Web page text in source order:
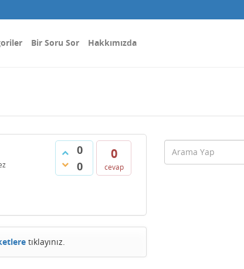
Bir Soru Sor Hakkımızda
0
0
0
cevap
tıklayınız.